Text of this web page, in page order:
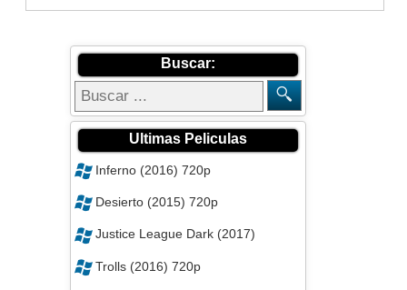
Buscar:
Ultimas Peliculas
Inferno (2016) 720p
Desierto (2015) 720p
Justice League Dark (2017)
Trolls (2016) 720p